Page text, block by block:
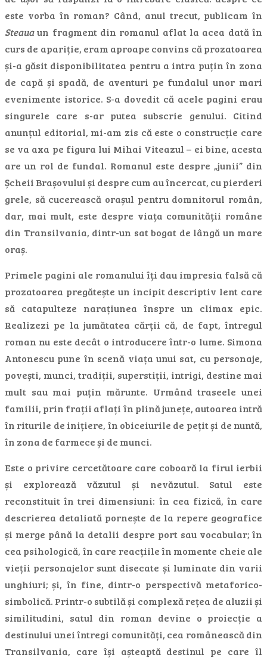
este vorba în roman? Când, anul trecut, publicam în
Steauaun fragment din romanul aflat la acea dată în
curs de apariție, eram aproape convins că prozatoarea
și-a găsit disponibilitatea pentru a intra puțin în zona
de capă și spadă, de aventuri pe fundalul unor mari
evenimente istorice. S-a dovedit că acele pagini erau
singurele care s-ar putea subscrie genului. Citind
anunțul editorial, mi-am zis că este o construcție care
se va axa pe figura lui Mihai Viteazul – ei bine, acesta
are un rol de fundal. Romanul este despre „junii” din
Șcheii Brașovului și despre cum au încercat, cu pierderi
grele, să cucerească orașul pentru domnitorul român,
dar, mai mult, este despre viața comunității române
din Transilvania, dintr-un sat bogat de lângă un mare
oraș.
Primele pagini ale romanului îți dau impresia falsă că
prozatoarea pregătește un incipit descriptiv lent care
să catapulteze narațiunea înspre un climax epic.
Realizezi pe la jumătatea cărții că, de fapt, întregul
roman nu este decât o introducere într-o lume. Simona
Antonescu pune în scenă viața unui sat, cu personaje,
povești, munci, tradiții, superstiții, intrigi, destine mai
mult sau mai puțin mărunte. Urmând traseele unei
familii, prin frații aflați în plină junețe, autoarea intră
în riturile de inițiere, în obiceiurile de pețit și de nuntă,
în zona de farmece și de munci.
Este o privire cercetătoare care coboară la firul ierbii
și explorează văzutul și nevăzutul. Satul este
reconstituit în trei dimensiuni: în cea fizică, în care
descrierea detaliată pornește de la repere geografice
și merge până la detalii despre port sau vocabular; în
cea psihologică, în care reacțiile în momente cheie ale
vieții personajelor sunt disecate și luminate din varii
unghiuri; și, în fine, dintr-o perspectivă metaforico-
simbolică. Printr-o subtilă și complexă rețea de aluzii și
similitudini, satul din roman devine o proiecție a
destinului unei întregi comunități, cea românească din
Transilvania, care își așteaptă destinul pe care îl